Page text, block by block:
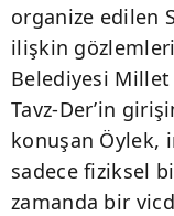
organize edilen
ilişkin
Belediyesi
Tavz-Der’in
konuşan Öylek,
sadece fiziksel
zamanda bir